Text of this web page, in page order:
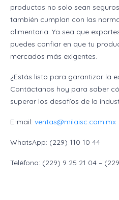
productos no solo sean
también cumplan con las
alimentaria. Ya sea que
puedes confiar en que tu
mercados más exigentes.
¿Estás listo para garantizar la
Contáctanos hoy para saber
superar los desafíos de la
E-mail: ventas@milaisc.com.mx
WhatsApp: (229) 110 10 44
Teléfono: (229) 9 25 21 04 –